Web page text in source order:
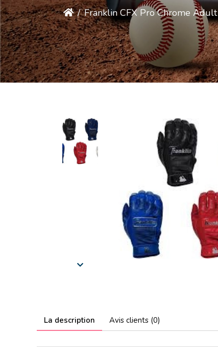
/ Franklin CFX Pro Chrome Adult
La description Avis clients (0)